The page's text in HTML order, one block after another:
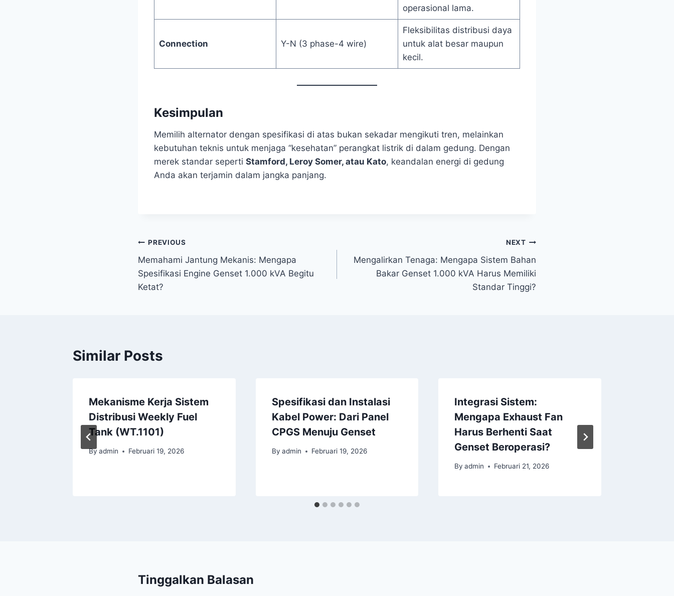
operasional lama.
Connection Y-N (3 phase-4 wire)
Fleksibilitas distribusi daya
untuk alat besar maupun
kecil.
Kesimpulan
Memilih alternator dengan spesifikasi di atas bukan sekadar mengikuti tren, melainkan
kebutuhan teknis untuk menjaga “kesehatan” perangkat listrik di dalam gedung. Dengan
merek standar seperti Stamford, Leroy Somer, atau Kato, keandalan energi di gedung
Anda akan terjamin dalam jangka panjang.
PREVIOUS
Memahami Jantung Mekanis: Mengapa
Spesifikasi Engine Genset 1.000 kVA Begitu
Ketat?
NEXT
Mengalirkan Tenaga: Mengapa Sistem Bahan
Bakar Genset 1.000 kVA Harus Memiliki
Standar Tinggi?
Similar Posts
Mekanisme Kerja Sistem
Distribusi Weekly Fuel
Tank (WT.1101)
By admin Februari 19, 2026
Spesifikasi dan Instalasi
Kabel Power: Dari Panel
CPGS Menuju Genset
By admin Februari 19, 2026
Integrasi Sistem:
Mengapa Exhaust Fan
Harus Berhenti Saat
Genset Beroperasi?
By admin Februari 21, 2026
Tinggalkan Balasan